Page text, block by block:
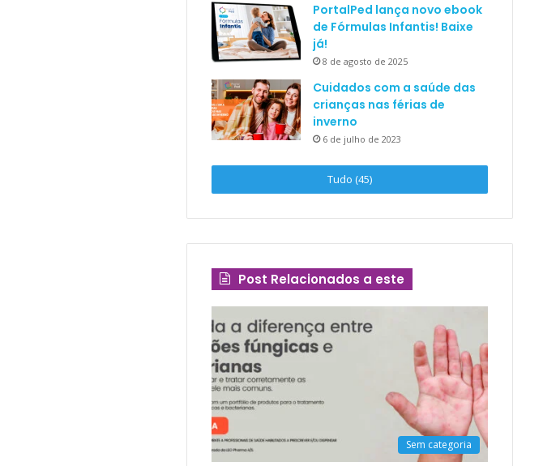
PortalPed lança novo ebook
de Fórmulas Infantis! Baixe
já!
8 de agosto de 2025
Cuidados com a saúde das
crianças nas férias de
inverno
6 de julho de 2023
Tudo (45)
Post Relacionados a este
Sem categoria